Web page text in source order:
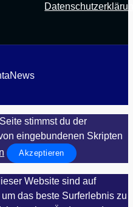
stimmst du der
eingebundenen Skripten
Akzeptieren
Website sind auf
das beste Surferlebnis zu